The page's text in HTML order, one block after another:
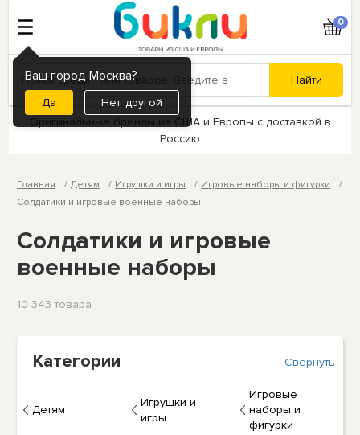
Ваш город Москва?
Нет, другой
0
Оригинальные бренды из США и Европы с доставкой в
Россию
Главная Детям Игрушки и игры
Игровые наборы и фигурки
Солдатики и игровые военные наборы
Солдатики и игровые
военные наборы
10 343 товарa
Свернуть
Категории
Детям
Игрушки и
игры
Игровые
наборы и
фигурки